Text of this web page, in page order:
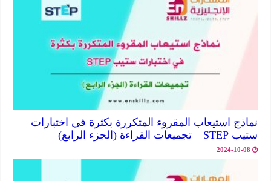
نماذج استيعاب المقروء المتكررة بكثرة في اختبارات
ستيب STEP – تجميعات القراءة (الجزء الرابع)
2024-10-08